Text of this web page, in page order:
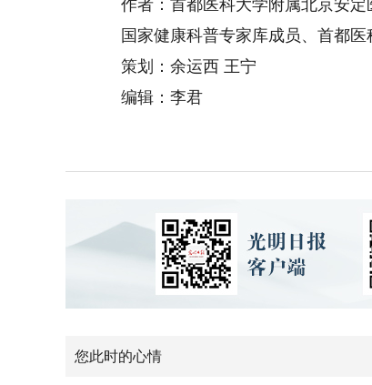
作者：首都医科大学附属北京安定
国家健康科普专家库成员、首都医
策划：余运西 王宁
编辑：李君
您此时的心情